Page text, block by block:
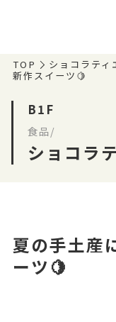
TOP ショコラティ
新作スイーツ🍋
B1F
食品/
ショコラ
夏の手土産
ーツ🍋